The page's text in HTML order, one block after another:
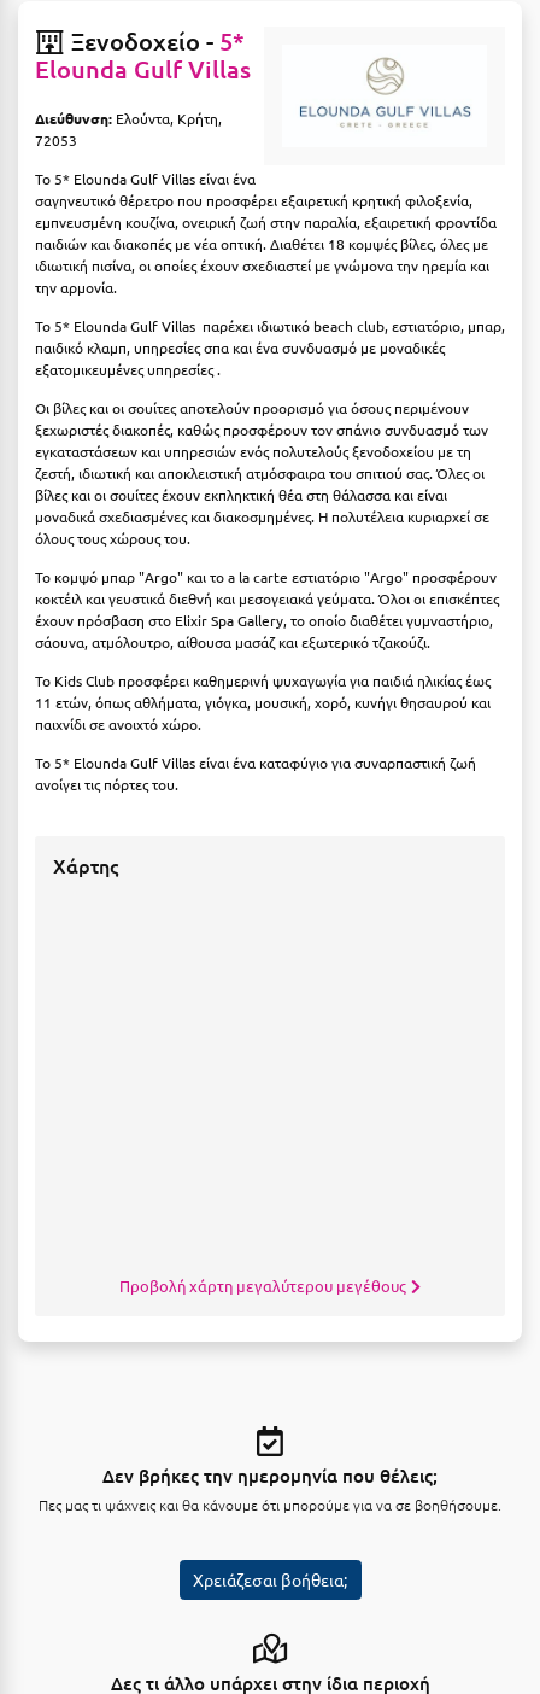
Κυλλήνη
Κυπαρισσία
Κύπρος
Κως
Λ
Λαγκάδια
Λακωνία
Λασίθι
Λεπτοκαρυά
Λέσβος
Λευκάδα
Λίμνη Πλαστήρα
Λιτόχωρο
Μουζάκι
Ξενοδοχείο - 5*
Elounda Gulf Villas
Διεύθυνση: Ελούντα, Κρήτη,
72053
Το 5* Elounda Gulf Villas είναι ένα
σαγηνευτικό θέρετρο που προσφέρει εξαιρετική κρητική φιλοξενία,
εμπνευσμένη κουζίνα, ονειρική ζωή στην παραλία, εξαιρετική φροντίδα
παιδιών και διακοπές με νέα οπτική. Διαθέτει 18 κομψές βίλες, όλες με
ιδιωτική πισίνα, οι οποίες έχουν σχεδιαστεί με γνώμονα την ηρεμία και
την αρμονία.
To 5* Elounda Gulf Villas παρέχει ιδιωτικό beach club, εστιατόριο, μπαρ,
παιδικό κλαμπ, υπηρεσίες σπα και ένα συνδυασμό με μοναδικές
εξατομικευμένες υπηρεσίες .
Οι βίλες και οι σουίτες αποτελούν προορισμό για όσους περιμένουν
ξεχωριστές διακοπές, καθώς προσφέρουν τον σπάνιο συνδυασμό των
εγκαταστάσεων και υπηρεσιών ενός πολυτελούς ξενοδοχείου με τη
ζεστή, ιδιωτική και αποκλειστική ατμόσφαιρα του σπιτιού σας. Όλες οι
βίλες και οι σουίτες έχουν εκπληκτική θέα στη θάλασσα και είναι
μοναδικά σχεδιασμένες και διακοσμημένες. Η πολυτέλεια κυριαρχεί σε
όλους τους χώρους του.
Το κομψό μπαρ "Argo" και το a la carte εστιατόριο "Argo" προσφέρουν
κοκτέιλ και γευστικά διεθνή και μεσογειακά γεύματα. Όλοι οι επισκέπτες
έχουν πρόσβαση στο Elixir Spa Gallery, το οποίο διαθέτει γυμναστήριο,
σάουνα, ατμόλουτρο, αίθουσα μασάζ και εξωτερικό τζακούζι.
Το Kids Club προσφέρει καθημερινή ψυχαγωγία για παιδιά ηλικίας έως
11 ετών, όπως αθλήματα, γιόγκα, μουσική, χορό, κυνήγι θησαυρού και
παιχνίδι σε ανοιχτό χώρο.
Το 5* Elounda Gulf Villas είναι ένα καταφύγιο για συναρπαστική ζωή
ανοίγει τις πόρτες του.
Χάρτης
Προβολή χάρτη μεγαλύτερου μεγέθους
Δεν βρήκες την ημερομηνία που θέλεις;
Πες μας τι ψάχνεις και θα κάνουμε ότι μπορούμε για να σε βοηθήσουμε.
Χρειάζεσαι βοήθεια;
Δες τι άλλο υπάρχει στην ίδια περιοχή